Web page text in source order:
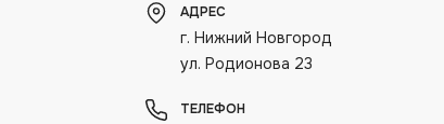
АДРЕС
г. Нижний Новгород
ул. Родионова 23
ТЕЛЕФОН